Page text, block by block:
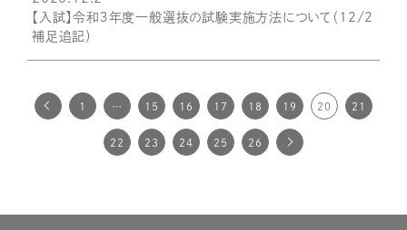
【入試】令和３年度一般選抜の試験実施方法について（12/2
補足追記）
1 … 15 16 17 18 19 20 21
22 23 24 25 26